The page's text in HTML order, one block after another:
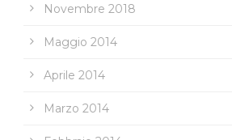
Novembre 2018
Maggio 2014
Aprile 2014
Marzo 2014